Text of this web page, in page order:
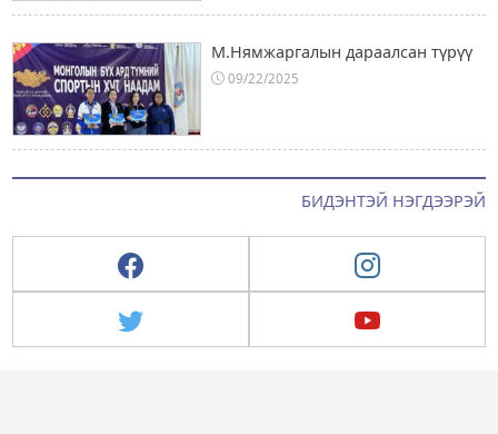
М.Нямжаргалын дараалсан түрүү
09/22/2025
БИДЭНТЭЙ НЭГДЭЭРЭЙ